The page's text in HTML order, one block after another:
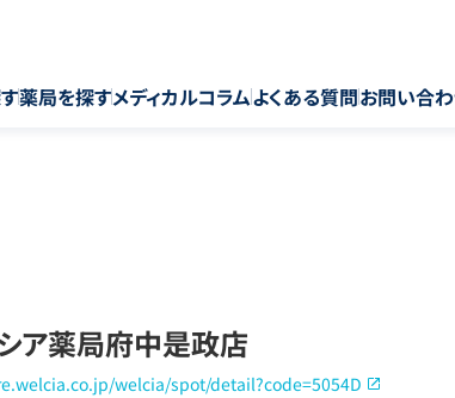
薬局を探すメディカルコラムよくある質問お問い合
ア薬局府中是政店
welcia/spot/detail?code=5054D